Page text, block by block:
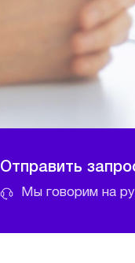
Отправить
Мы говорим на